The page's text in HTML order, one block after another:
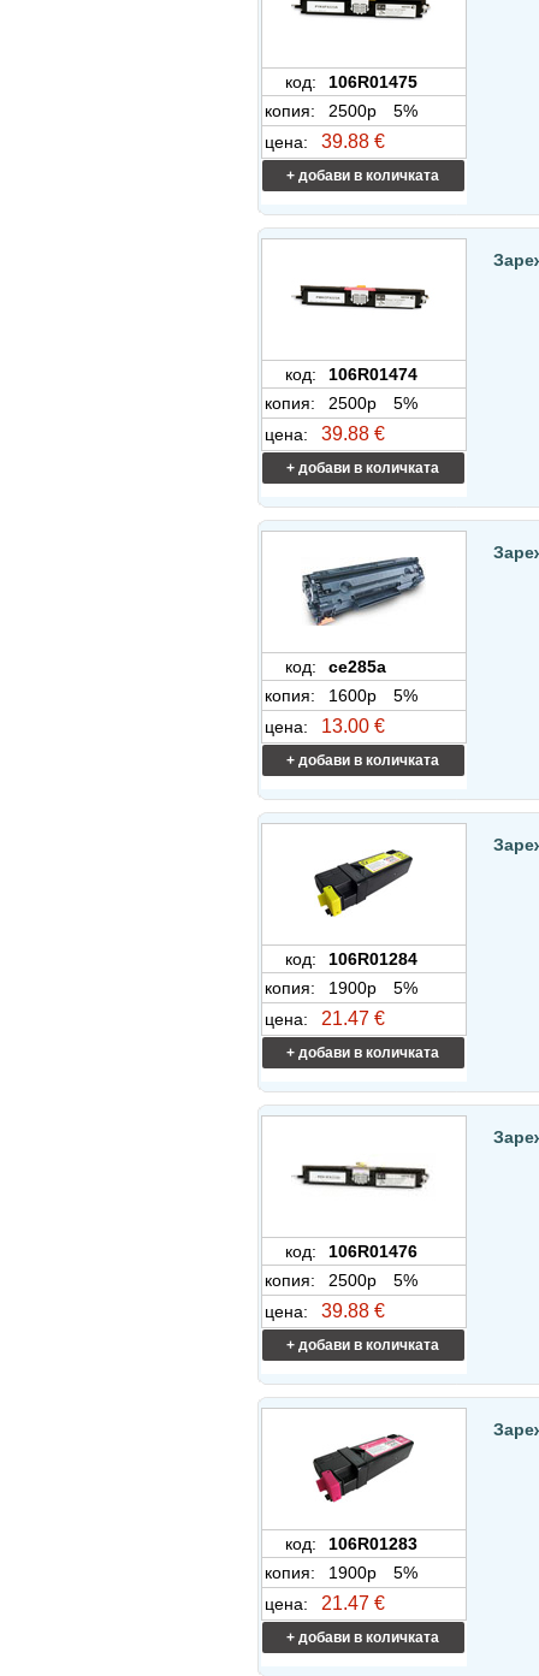
код:
106R01475
копия:
2500p
5%
цена:
39.88 €
+ добави в количката
код:
106R01474
копия:
2500p
5%
цена:
39.88 €
+ добави в количката
код:
ce285a
копия:
1600p
5%
цена:
13.00 €
+ добави в количката
код:
106R01284
копия:
1900p
5%
цена:
21.47 €
+ добави в количката
код:
106R01476
копия:
2500p
5%
цена:
39.88 €
+ добави в количката
код:
106R01283
копия:
1900p
5%
цена:
21.47 €
+ добави в количката